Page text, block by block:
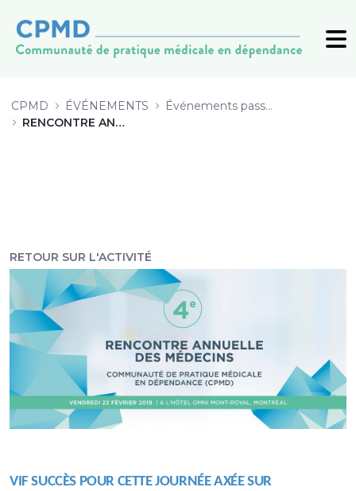
CPMD ÉVÉNEMENTS
Événements passés (archive)
RENCONTRE ANNUELLE 2019
RETOUR SUR L'ACTIVITÉ
VIF SUCCÈS POUR CETTE JOURNÉE AXÉE SUR